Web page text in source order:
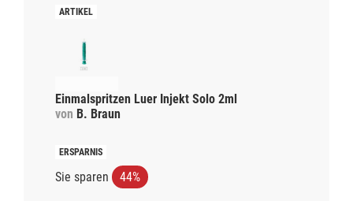
Einmalspritzen Luer Injekt Solo 2ml
von B. Braun
Sie sparen 44%